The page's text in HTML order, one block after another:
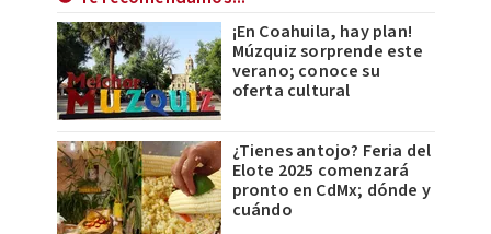
¡En Coahuila, hay plan!
Múzquiz sorprende este
verano; conoce su
oferta cultural
¿Tienes antojo? Feria del
Elote 2025 comenzará
pronto en CdMx; dónde y
cuándo